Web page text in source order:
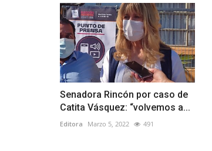
Senadora Rincón por caso de
Catita Vásquez: “volvemos a...
Editora Marzo 5, 2022 491